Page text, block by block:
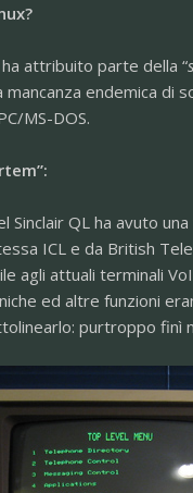
ha attribuito parte della “
mancanza endemica di
MS-DOS.
Sinclair QL ha avuto
ICL e da British
agli attuali terminali
ed altre funzioni
purtroppo finì